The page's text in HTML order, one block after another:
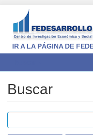
IR A LA PÁGINA DE
Buscar